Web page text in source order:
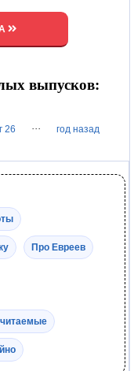
выпусков:
26 ··· год назад
Про Евреев